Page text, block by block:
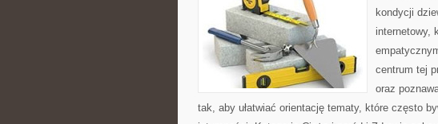
kondycji
internetowy,
centrum tej
oraz
tak, aby ułatwiać orientację tematy, które często